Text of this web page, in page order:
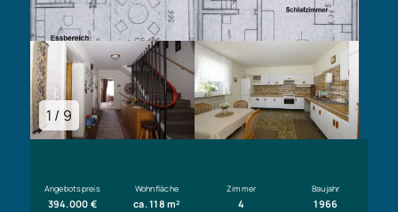
1 / 9
Angebotspreis
394.000 €
Wohnfläche
ca. 118 m²
Zimmer
4
Baujahr
1966